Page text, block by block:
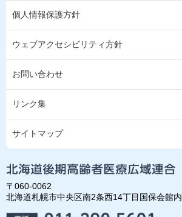
個人情報保護方針
ウェブアクセシビリティ方針
お問い合わせ
リンク集
サイトマップ
〒060-0062
北海道札幌市中央区南2条西14丁目国保会館内